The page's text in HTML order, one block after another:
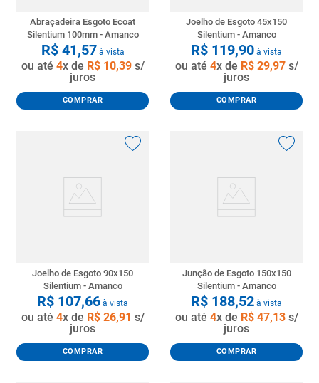
Abraçadeira Esgoto Ecoat
Silentium 100mm - Amanco
R$ 41,57 à vista
ou até 4x de R$ 10,39s/
juros
COMPRAR
Joelho de Esgoto 45x150
Silentium - Amanco
R$ 119,90 à vista
ou até 4x de R$ 29,97s/
juros
COMPRAR
Joelho de Esgoto 90x150
Silentium - Amanco
R$ 107,66 à vista
ou até 4x de R$ 26,91 s/
juros
COMPRAR
Junção de Esgoto 150x150
Silentium - Amanco
R$ 188,52 à vista
ou até 4x de R$ 47,13s/
juros
COMPRAR